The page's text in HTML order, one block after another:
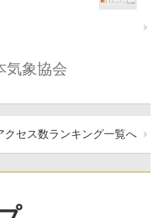
気象協会
クセス数ランキング一覧へ